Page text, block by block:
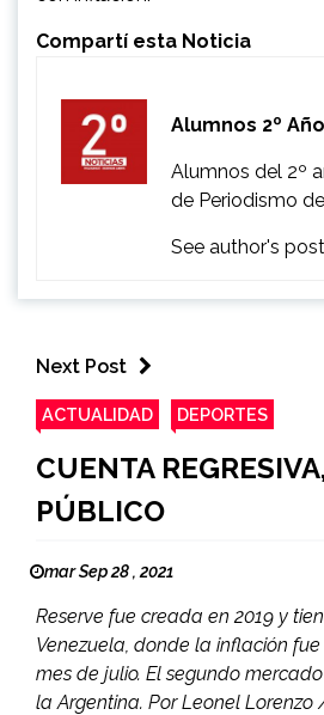
Compartí esta Noticia
Alumnos 2º Año
Alumnos del 2º
de Periodismo
See author's
Next Post
ACTUALIDAD DEPORTES
CUENTA
PÚBLICO
mar Sep 28 , 2021
Reserve fue creada en 2019 y
Venezuela, donde la inflación fue
mes de julio. El segundo
la Argentina. Por Leonel